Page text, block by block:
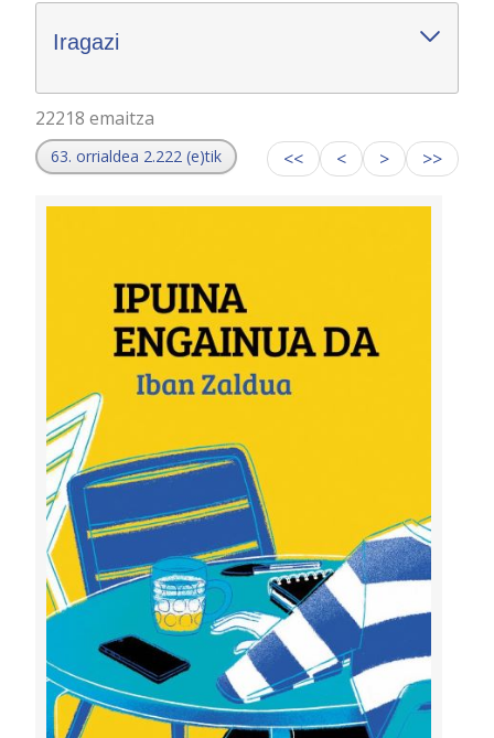
Iragazi
22218 emaitza
63. orrialdea 2.222 (e)tik << < > >>